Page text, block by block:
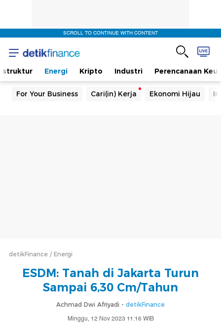
SCROLL TO CONTINUE WITH CONTENT
Energi Kripto Industri Perencanaan
For Your Business Cari(in) Kerja Ekonomi Hijau
detikFinance Energi
ESDM: Tanah di Jakarta Turun
Sampai 6,30 Cm/Tahun
Achmad Dwi Afriyadi - detikFinance
Minggu, 12 Nov 2023 11:16 WIB